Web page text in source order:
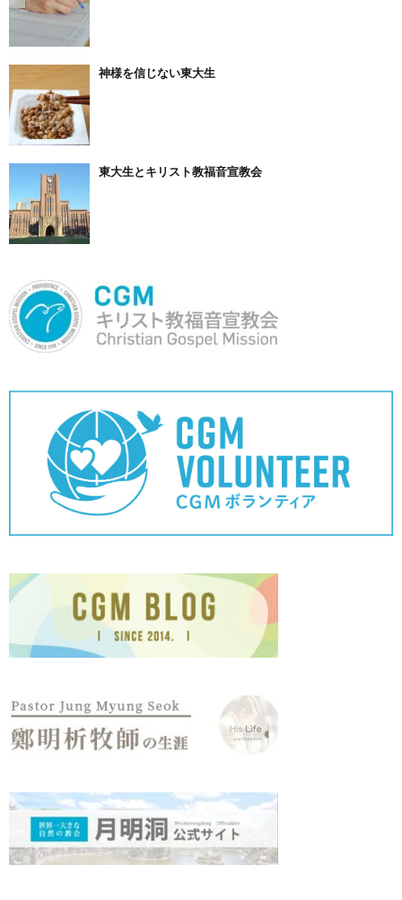
神様を信じない東大生
東大生とキリスト教福音宣教会